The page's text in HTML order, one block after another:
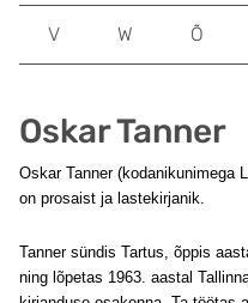
Oskar Tanner
Oskar Tanner (kodanikunimega
on prosaist ja lastekirjanik.
Tanner sündis Tartus, õppis
ning lõpetas 1963. aastal
V W Õ